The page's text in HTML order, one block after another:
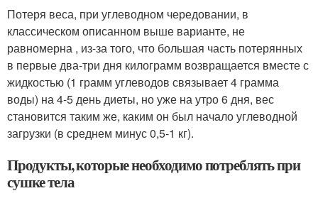
Потеря веса, при углеводном чередовании, в
классическом описанном выше варианте, не
равномерна , из-за того, что большая часть потерянных
в первые два-три дня килограмм возвращается вместе с
жидкостью (1 грамм углеводов связывает 4 грамма
воды) на 4-5 день диеты, но уже на утро 6 дня, вес
становится таким же, каким он был начало углеводной
загрузки (в среднем минус 0,5-1 кг).
Продукты, которые необходимо потреблять при
сушке тела